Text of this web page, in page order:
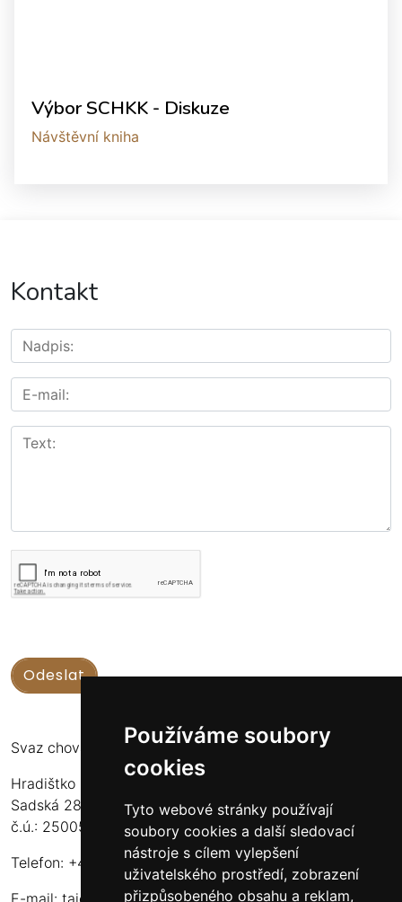
Používáme soubory
cookies
Tyto webové stránky používají
soubory cookies a další sledovací
nástroje s cílem vylepšení
uživatelského prostředí, zobrazení
přizpůsobeného obsahu a reklam,
Výbor SCHKK - Diskuze
Návštěvní kniha
Kontakt
Svaz chovatelů koní Kinských
Hradištko u Sadské 126
Sadská 289 12
č.ú.: 2500556717/2010
Telefon: +420 724 135 536